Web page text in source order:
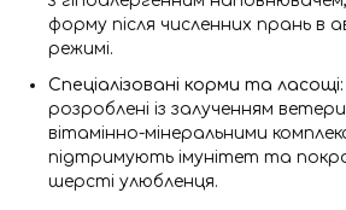
форму після численних прань в
режимі.
Спеціалізовані корми та ласощі:
розроблені із залученням
вітамінно-мінеральними
підтримують імунітет та
шерсті улюбленця.